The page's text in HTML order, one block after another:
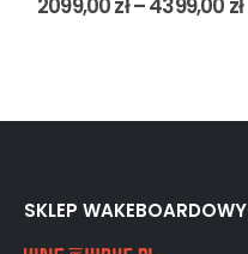
SKLEP WAKEBOARDOWY